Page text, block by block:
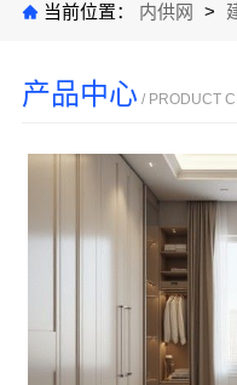
当前位置： 内供网 >
产品中心 / PRODUCT